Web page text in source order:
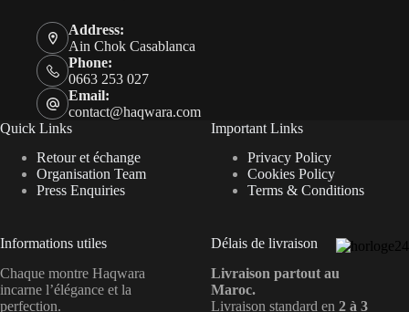
Address:
Ain Chok Casablanca
Phone:
0663 253 027
Email:
contact@haqwara.com
Quick Links
Retour et échange
Organisation Team
Press Enquiries
Informations utiles
Chaque montre Haqwara
incarne l’élégance et la
perfection.
Important Links
Privacy Policy
Cookies Policy
Terms & Conditions
Délais de livraison
Livraison partout au
Maroc.
Livraison standard en2 à 3